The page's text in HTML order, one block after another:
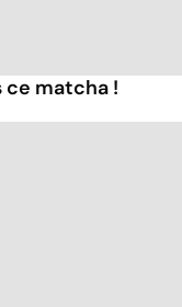
ce matcha !